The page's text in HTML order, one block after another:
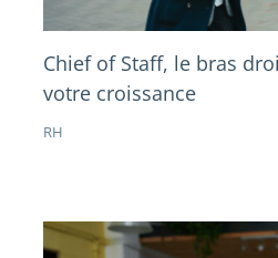
Chief of Staff, le bras
votre croissance
RH